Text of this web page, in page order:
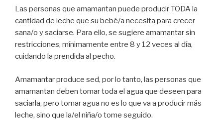
Las personas que amamantan puede producir TODA la
cantidad de leche que su bebé/a necesita para crecer
sana/o y saciarse. Para ello, se sugiere amamantar sin
restricciones, mínimamente entre 8 y 12 veces al día,
cuidando la prendida al pecho.
Amamantar produce sed, por lo tanto, las personas que
amamantan deben tomar toda el agua que deseen para
saciarla, pero tomar agua no es lo que va a producir más
leche, sino que la/el niña/o tome seguido.